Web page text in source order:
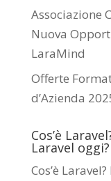
Associazione
Nuova
LaraMind
Offerte
d’Azienda
Cos’è
Laravel oggi?
Cos’è